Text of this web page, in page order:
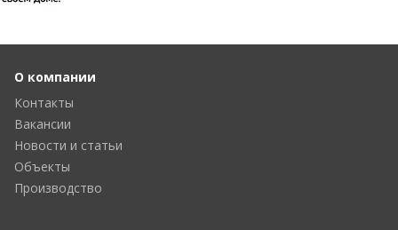
О компании
Контакты
Вакансии
Новости и статьи
Объекты
Производство